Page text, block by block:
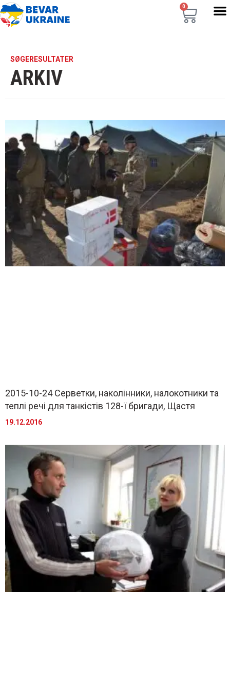
0
SØGERESULTATER
ARKIV
2015-10-24 Серветки, наколінники, налокотники та
теплі речі для танкістів 128-ї бригади, Щастя
19.12.2016